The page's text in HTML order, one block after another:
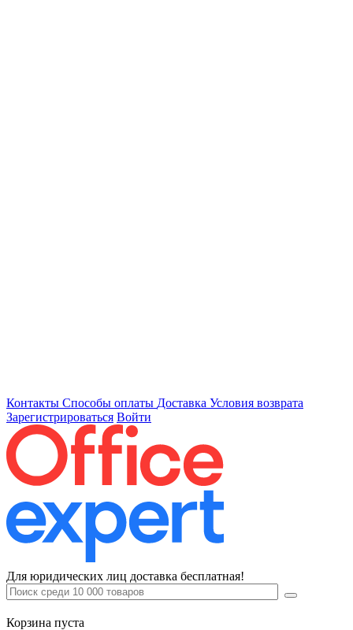
Контакты Способы оплаты Доставка Условия возврата
Зарегистрироваться Войти
Для юридических лиц доставка бесплатная!
Корзина пуста